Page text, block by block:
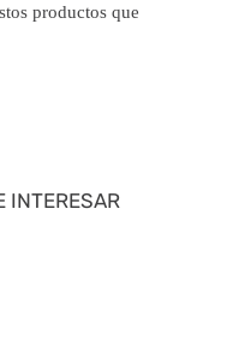
productos
INTERESAR